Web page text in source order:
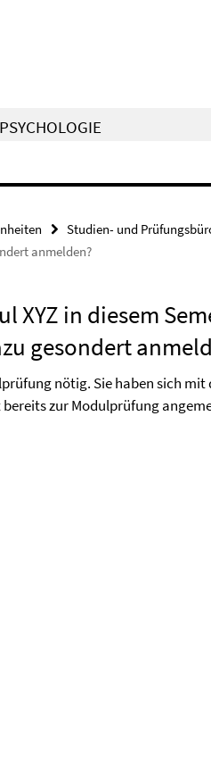
Studien- und
anmelden?
XYZ in diesem
gesondert
nötig. Sie haben sich mit
zur Modulprüfung